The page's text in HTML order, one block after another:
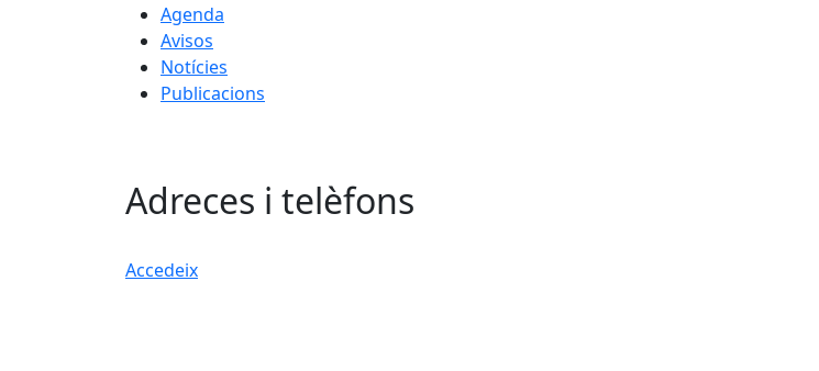
Agenda
Avisos
Notícies
Publicacions
Adreces i telèfons
Accedeix